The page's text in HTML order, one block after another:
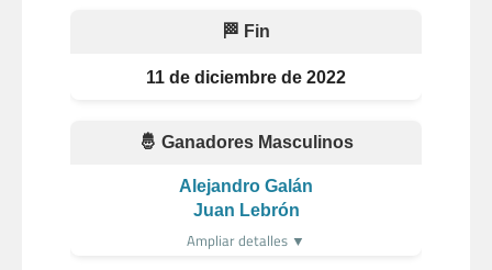
🏁 Fin
11 de diciembre de 2022
🤴 Ganadores Masculinos
Alejandro Galán
Juan Lebrón
Ampliar detalles ▼